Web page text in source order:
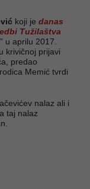
koji je danas
Tužilaštva
u aprilu 2017.
krivičnoj prijavi
predao
Memić tvrdi
nalaz ali i
taj nalaz